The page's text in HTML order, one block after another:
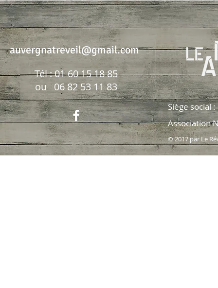
auvergnatreveil@gmail.com
Tél : 01 60 15 18 85
ou 06 82 53 11 83
Siège social
Association
© 2017 par Le